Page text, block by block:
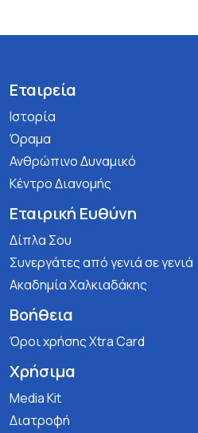
Εταιρεία
Ιστορία
Όραμα
Ανθρώπινο Δυναμικό
Κέντρο Διανομής
Εταιρική Ευθύνη
Δίπλα Σου
Συνεργάτες από γενιά σε γενιά
Ακαδημία Χαλκιαδάκης
Βοήθεια
Όροι χρήσης Xtra Card
Χρήσιμα
Media Kit
Διατροφή